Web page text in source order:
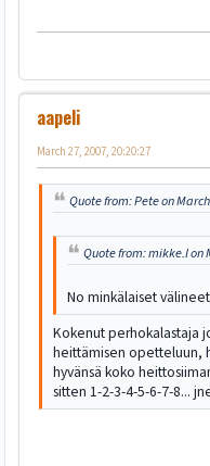
aapeli
March 27, 2007, 20:20:27
Quote from: Pete on
Quote from: mikke.l on
No minkälaiset
Kokenut perhokalastaja
heittämisen opetteluun,
hyvänsä koko
sitten 1-2-3-4-5-6-7-8...